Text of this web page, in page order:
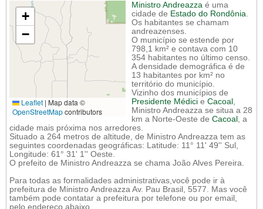
+
−
Leaflet | Map data ©
OpenStreetMapcontributors
Ministro Andreazza é uma
cidade de Estado do Rondônia.
Os habitantes se chamam
andreazenses.
O município se estende por
798,1 km² e contava com 10
354 habitantes no último censo.
A densidade demográfica é de
13 habitantes por km² no
território do município.
Vizinho dos municípios de
Presidente Médici e Cacoal ,
Ministro Andreazza se situa a 28
km a Norte-Oeste de Cacoal , a
cidade mais próxima nos arredores.
Situado a 264 metros de altitude, de Ministro Andreazza tem as
seguintes coordenadas geográficas: Latitude: 11° 11' 49'' Sul,
Longitude: 61° 31' 1'' Oeste.
O prefeito de Ministro Andreazza se chama João Alves Pereira.
Para todas as formalidades administrativas,você pode ir à
prefeitura de Ministro Andreazza Av. Pau Brasil, 5577. Mas você
também pode contatar a prefeitura por telefone ou por email,
pelo endereço abaixo.